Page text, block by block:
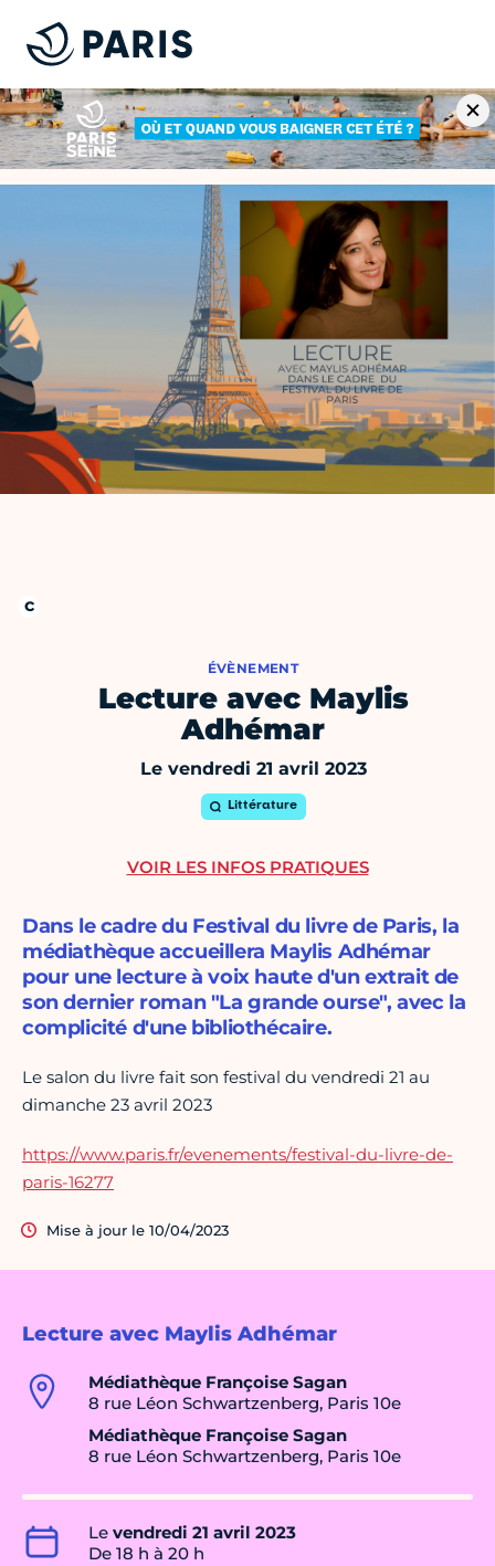
ÉVÈNEMENT
Lecture avec Maylis
Adhémar
Le vendredi 21 avril 2023
Littérature
Lecture avec Maylis Adhémar
Médiathèque Françoise Sagan
8 rue Léon Schwartzenberg, Paris 10e
Médiathèque Françoise Sagan
8 rue Léon Schwartzenberg, Paris 10e
Le vendredi 21 avril 2023
De 18 h à 20 h
Dans le cadre du Festival du livre de Paris, la
médiathèque accueillera Maylis Adhémar
pour une lecture à voix haute d'un extrait de
son dernier roman "La grande ourse", avec la
complicité d'une bibliothécaire.
Le salon du livre fait son festival du vendredi 21 au
dimanche 23 avril 2023
https://www.paris.fr/evenements/festival-du-livre-de-
paris-16277
Mise à jour le 10/04/2023
VOIR LES INFOS PRATIQUES